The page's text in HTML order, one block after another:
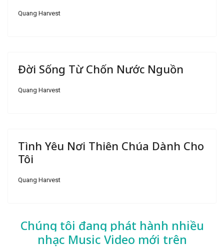
Quang Harvest
Đời Sống Từ Chốn Nước Nguồn
Quang Harvest
Tình Yêu Nơi Thiên Chúa Dành Cho
Tôi
Quang Harvest
Chúng tôi đang phát hành nhiều
nhạc Music Video mới trên